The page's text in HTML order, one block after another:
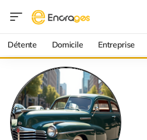
Détente Domicile Entreprise